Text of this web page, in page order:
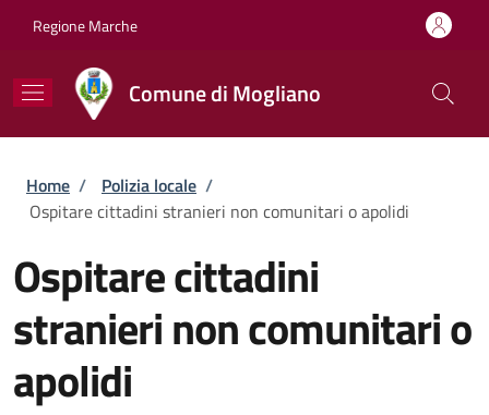
Regione Marche
Comune di Mogliano
Briciole di pane
Home / Polizia locale /
Ospitare cittadini stranieri non comunitari o apolidi
Ospitare cittadini
stranieri non comunitari o
apolidi